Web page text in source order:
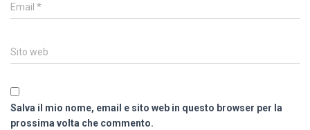
Email *
Sito web
Salva il mio nome, email e sito web in questo browser per la
prossima volta che commento.